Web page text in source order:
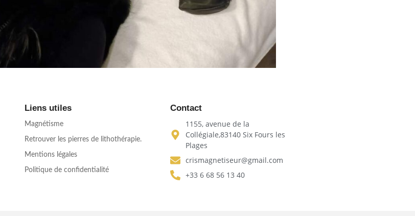
Liens utiles
Magnétisme
Retrouver les pierres de lithothérapie.
Mentions légales
Politique de confidentialité
Contact
1155, avenue de la
Collégiale,83140 Six Fours les
Plages
crismagnetiseur@gmail.com
+33 6 68 56 13 40